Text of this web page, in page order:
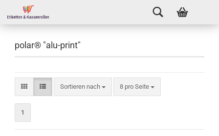
polar® "alu-print"
Sortieren nach 8 pro Seite
1